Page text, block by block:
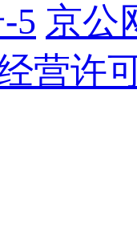
5 京公
营许